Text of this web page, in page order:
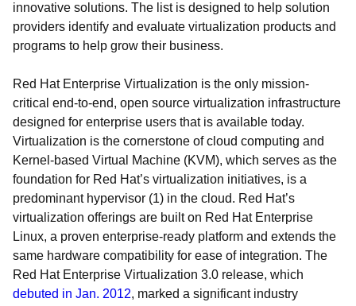
innovative solutions. The list is designed to help solution
providers identify and evaluate virtualization products and
programs to help grow their business.
Red Hat Enterprise Virtualization is the only mission-
critical end-to-end, open source virtualization infrastructure
designed for enterprise users that is available today.
Virtualization is the cornerstone of cloud computing and
Kernel-based Virtual Machine (KVM), which serves as the
foundation for Red Hat’s virtualization initiatives, is a
predominant hypervisor (1) in the cloud. Red Hat’s
virtualization offerings are built on Red Hat Enterprise
Linux, a proven enterprise-ready platform and extends the
same hardware compatibility for ease of integration. The
Red Hat Enterprise Virtualization 3.0 release, which
debuted in Jan. 2012, marked a significant industry